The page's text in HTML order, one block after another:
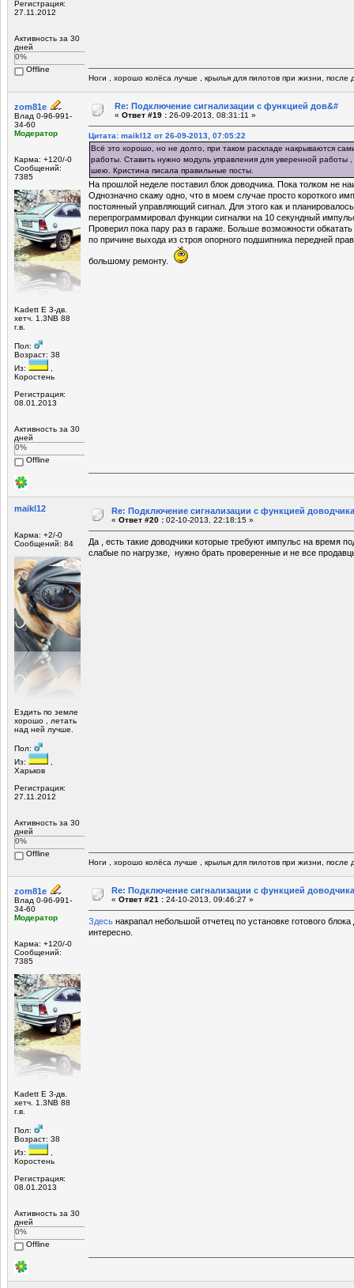
Регистрация:
27.11.2012
Активность за 30
дней
0%
Offline
Ноги , хорошо колёса лучше , крылья для пилотов при жизни, после
zom81e
Влад 0-96-991-
34-60
Модератор
Карма: +120/-0
Сообщений:
7385
Kadett E 3-дв.
хетч. 1.3NB 88
г.в.
Пол:
Возраст: 38
Из:
Коростень
Регистрация:
08.01.2013
Активность за 30
дней
0%
Offline
Re: Подключение сигнализации с функцией дов&#
« Ответ #19 : 26-09-2013, 08:31:11 »
Цитата: maikl12 от 26-09-2013, 07:05:22
Всё это хорошо, но не долго, при таком раскладе накрываются
работы. Ставить нужно модуль управления для уверенной работы
шею. Кристина писала правильные посты.
На прошлой неделе поставил блок доводчика. Пока толком не
Однозначно скажу одно, что в моем случае просто короткого
постоянный управляющий сигнал. Для этого как и
перепрограммировал функции сигналки на 10 секундный
Проверил пока пару раз в гараже. Больше возможности
по причине выхода из строя опорного подшипника передней
большому ремонту.
maikl12
Карма: +2/-0
Сообщений: 84
Ездить по земле
хорошо , летать
над ней лучше.
Пол:
Из:
Харьков
Регистрация:
27.11.2012
Активность за 30
дней
0%
Offline
Re: Подключение сигнализации с функцией
« Ответ #20 : 02-10-2013, 22:18:15 »
Да , есть такие доводчики которые требуют импульс на время
слабые по нагрузке, нужно брать проверенные и не все
Ноги , хорошо колёса лучше , крылья для пилотов при жизни, после
zom81e
Влад 0-96-991-
34-60
Модератор
Карма: +120/-0
Сообщений:
7385
Kadett E 3-дв.
хетч. 1.3NB 88
г.в.
Пол:
Возраст: 38
Из:
Коростень
Регистрация:
08.01.2013
Активность за 30
дней
0%
Offline
Re: Подключение сигнализации с функцией
« Ответ #21 : 24-10-2013, 09:46:27 »
Здесь накрапал небольшой отчетец по установке готового
интересно.